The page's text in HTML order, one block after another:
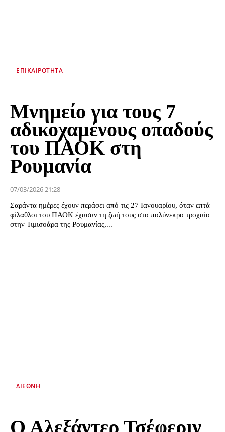
ΕΠΙΚΑΙΡΌΤΗΤΑ
Μνημείο για τους 7
αδικοχαμένους οπαδούς
του ΠΑΟΚ στη
Ρουμανία
07/03/2026 21:28
Σαράντα ημέρες έχουν περάσει από τις 27 Ιανουαρίου, όταν επτά
φίλαθλοι του ΠΑΟΚ έχασαν τη ζωή τους στο πολύνεκρο τροχαίο
στην Τιμισοάρα της Ρουμανίας,...
ΔΙΕΘΝΉ
Ο Αλεξάντερ Τσέφεριν